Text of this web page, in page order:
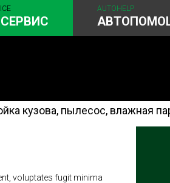
AUTOHELP
Рулевое управления
кузова, пылесос, влажная
voluptates fugit minima